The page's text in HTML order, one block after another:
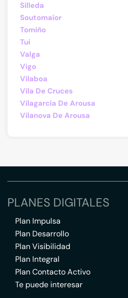
Silleda
Soutomaior
Tomiño
Tui
Valga
Vigo
Vilaboa
Vila De Cruces
Vilagarcía De Arousa
Vilanova De Arousa
PLANES DIGITALES
Plan Impulsa
Plan Desarrollo
Plan Visibilidad
Plan Integral
Plan Contacto Activo
Te puede interesar